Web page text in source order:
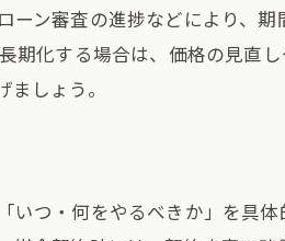
売却期間短縮に役立つ実践
ン審査の進捗などにより、
期化する場合は、価格の見直
しょう。
つ・何をやるべきか」を具